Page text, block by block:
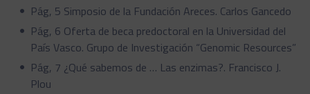
Pág, 5 Simposio de la Fundación Areces. Carlos Gancedo
Pág, 6 Oferta de beca predoctoral en la Universidad del
País Vasco. Grupo de Investigación “Genomic Resources”
Pág, 7 ¿Qué sabemos de … Las enzimas?. Francisco J.
Plou